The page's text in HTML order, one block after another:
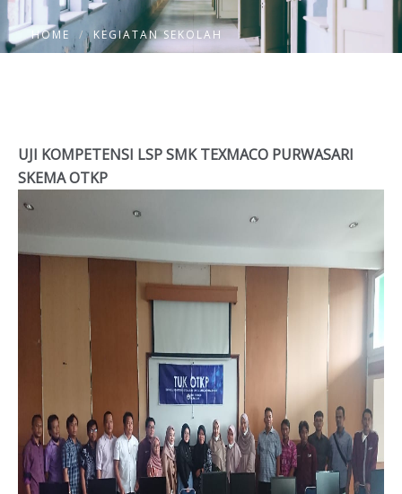
HOME KEGIATAN SEKOLAH
UJI KOMPETENSI LSP SMK TEXMACO PURWASARI
SKEMA OTKP